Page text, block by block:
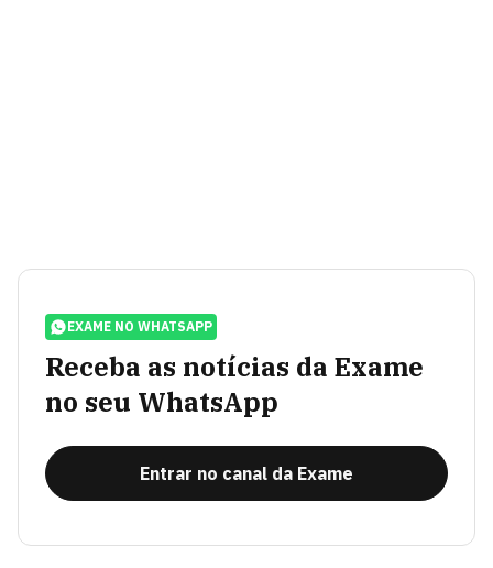
EXAME NO WHATSAPP
Receba as notícias da Exame
no seu WhatsApp
Entrar no canal da Exame